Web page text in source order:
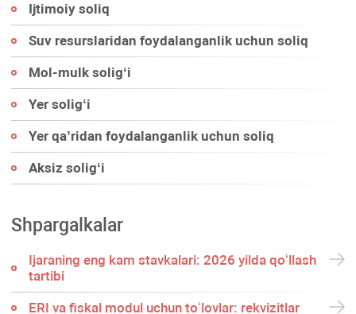
Ijtimoiy soliq
Suv resurslaridan foydalanganlik uchun soliq
Mol-mulk soligʻi
Yer soligʻi
Yer qa’ridan foydalanganlik uchun soliq
Aksiz soligʻi
Shpargalkalar
Ijaraning eng kam stavkalari: 2026 yilda qoʻllash
tartibi
ERI va fiskal modul uchun toʻlovlar: rekvizitlar